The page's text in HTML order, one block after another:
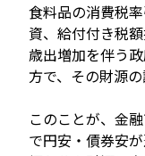
食料品の消費税
資、給付付き税
歳出増加を伴う
方で、その財源
このことが、金
で円安・債券安